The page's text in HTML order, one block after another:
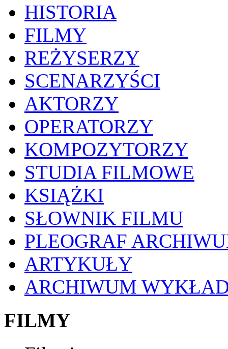
HISTORIA
FILMY
REŻYSERZY
SCENARZYŚCI
AKTORZY
OPERATORZY
KOMPOZYTORZY
STUDIA FILMOWE
KSIĄŻKI
SŁOWNIK FILMU
PLEOGRAF
ARTYKUŁY
ARCHIWUM
FILMY